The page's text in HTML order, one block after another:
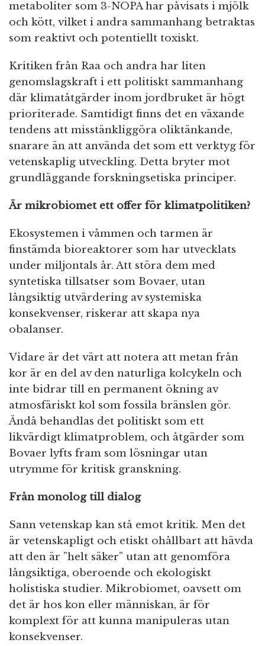
metaboliter som 3-NOPA har påvisats i mjölk
och kött, vilket i andra sammanhang betraktas
som reaktivt och potentiellt toxiskt.
Kritiken från Raa och andra har liten
genomslagskraft i ett politiskt sammanhang
där klimatåtgärder inom jordbruket är högt
prioriterade. Samtidigt finns det en växande
tendens att misstänkliggöra oliktänkande,
snarare än att använda det som ett verktyg för
vetenskaplig utveckling. Detta bryter mot
grundläggande forskningsetiska principer.
Är mikrobiomet ett offer för klimatpolitiken?
Ekosystemen i våmmen och tarmen är
finstämda bioreaktorer som har utvecklats
under miljontals år. Att störa dem med
syntetiska tillsatser som Bovaer, utan
långsiktig utvärdering av systemiska
konsekvenser, riskerar att skapa nya
obalanser.
Vidare är det värt att notera att metan från
kor är en del av den naturliga kolcykeln och
inte bidrar till en permanent ökning av
atmosfäriskt kol som fossila bränslen gör.
Ändå behandlas det politiskt som ett
likvärdigt klimatproblem, och åtgärder som
Bovaer lyfts fram som lösningar utan
utrymme för kritisk granskning.
Från monolog till dialog
Sann vetenskap kan stå emot kritik. Men det
är vetenskapligt och etiskt ohållbart att hävda
att den är ”helt säker” utan att genomföra
långsiktiga, oberoende och ekologiskt
holistiska studier. Mikrobiomet, oavsett om
det är hos kon eller människan, är för
komplext för att kunna manipuleras utan
konsekvenser.